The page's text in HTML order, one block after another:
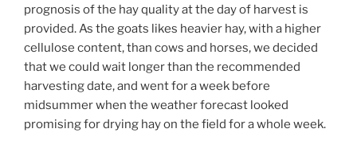
prognosis of the hay quality at the day of harvest is
provided. As the goats likes heavier hay, with a higher
cellulose content, than cows and horses, we decided
that we could wait longer than the recommended
harvesting date, and went for a week before
midsummer when the weather forecast looked
promising for drying hay on the field for a whole week.